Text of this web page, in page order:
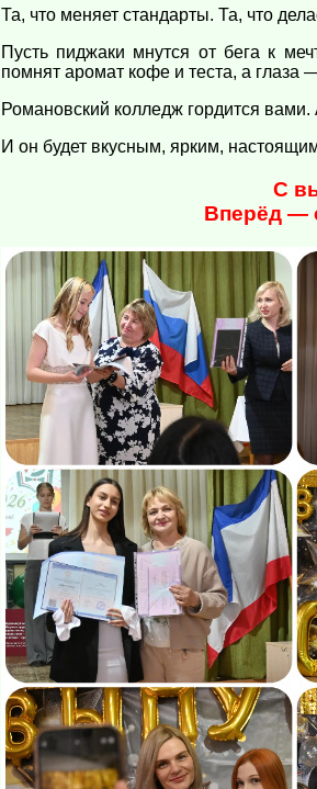
Та, что меняет стандарты. Та, что
Пусть пиджаки мнутся от бега к
помнят аромат кофе и теста, а глаза
Романовский колледж гордится
И он будет вкусным, ярким,
С
Вперёд —